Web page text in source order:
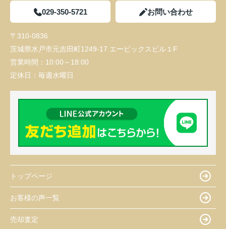
029-350-5721 お問い合わせ
〒310-0836
茨城県水戸市元吉田町1249-17 エービックスビル１F
営業時間： 10:00～18:00
定休日： 毎週水曜日
トップページ
お客様の声一覧
売却査定